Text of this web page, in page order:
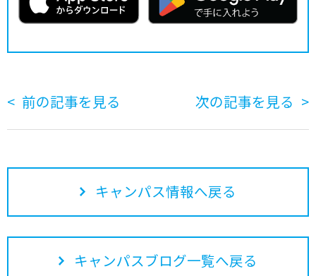
前の記事を見る 次の記事を見る
キャンパス情報へ戻る
キャンパスブログ一覧へ戻る